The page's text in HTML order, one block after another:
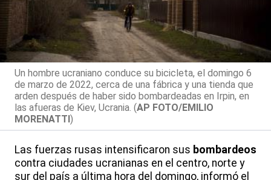
Un hombre ucraniano conduce su bicicleta, el domingo 6
de marzo de 2022, cerca de una fábrica y una tienda que
arden después de haber sido bombardeadas en Irpin, en
las afueras de Kiev, Ucrania. (AP FOTO/EMILIO
MORENATTI)
Las fuerzas rusas intensificaron sus bombardeos
contra ciudades ucranianas en el centro, norte y
sur del país a última hora del domingo, informó el